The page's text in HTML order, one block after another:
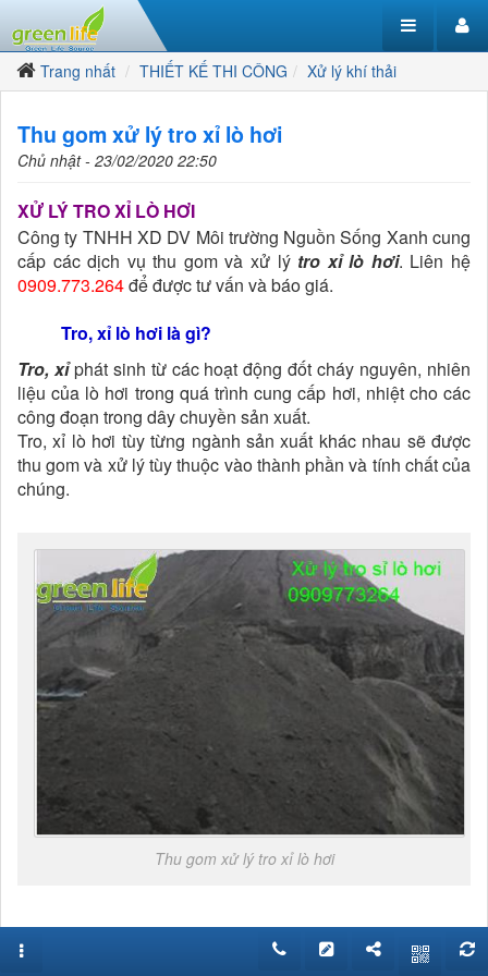
Trang nhất THIẾT KẾ THI CÔNG Xử lý khí thải
Thu gom xử lý tro xỉ lò hơi
Chủ nhật - 23/02/2020 22:50
XỬ LÝ TRO XỈ LÒ HƠI
Công ty TNHH XD DV Môi trường Nguồn Sống Xanh cung
cấp các dịch vụ thu gom và xử lý tro xỉ lò hơi. Liên hệ
0909.773.264để được tư vấn và báo giá.
Tro, xỉ lò hơi là gì?
Tro, xỉphát sinh từ các hoạt động đốt cháy nguyên, nhiên
liệu của lò hơi trong quá trình cung cấp hơi, nhiệt cho các
công đoạn trong dây chuyền sản xuất.
Tro, xỉ lò hơi tùy từng ngành sản xuất khác nhau sẽ được
thu gom và xử lý tùy thuộc vào thành phần và tính chất của
chúng.
Thu gom xử lý tro xỉ lò hơi
Phương pháp xử lý tro xỉ lò hơi.